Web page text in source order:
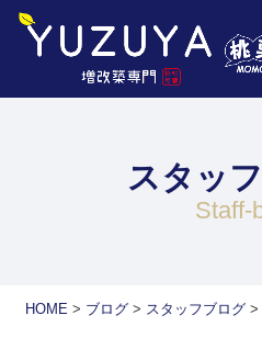
スタッ
HOME> ブログ> スタッフブログ>